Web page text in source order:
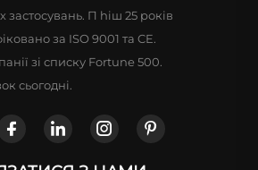
застосувань. П hiш 25 років
за ISO 9001 та CE.
зі списку Fortune 500.
сьогодні.